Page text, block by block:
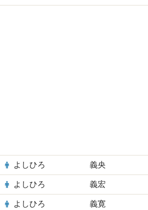
よしひろ 義央
よしひろ 義宏
よしひろ 義寛